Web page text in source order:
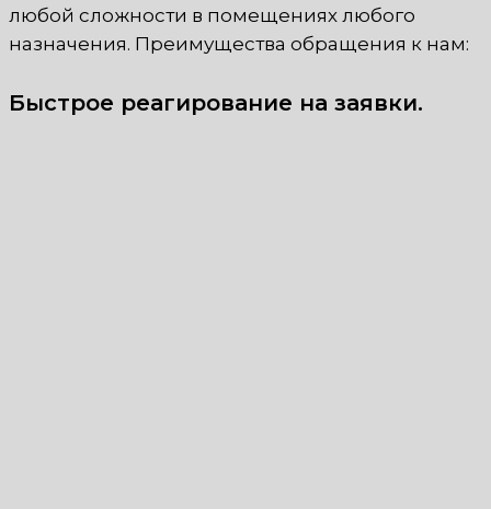
любой сложности в помещениях любого
назначения. Преимущества обращения к нам:
Быстрое реагирование на заявки.